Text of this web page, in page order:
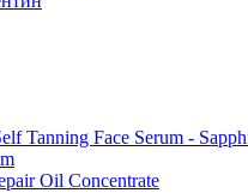
Tanning Face Serum -
Oil Concentrate